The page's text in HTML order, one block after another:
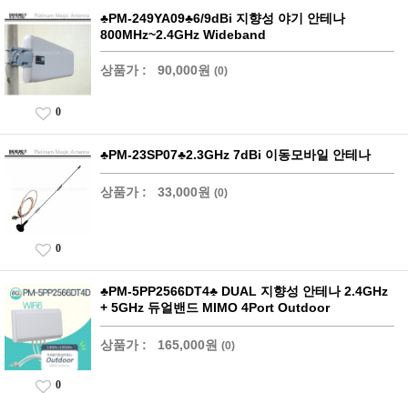
♣PM-249YA09♣6/9dBi 지향성 야기 안테나
800MHz~2.4GHz Wideband
상품가 : 90,000원 (0)
0
♣PM-23SP07♣2.3GHz 7dBi 이동모바일 안테나
상품가 : 33,000원 (0)
0
♣PM-5PP2566DT4♣ DUAL 지향성 안테나 2.4GHz
+ 5GHz 듀얼밴드 MIMO 4Port Outdoor
상품가 : 165,000원 (0)
0